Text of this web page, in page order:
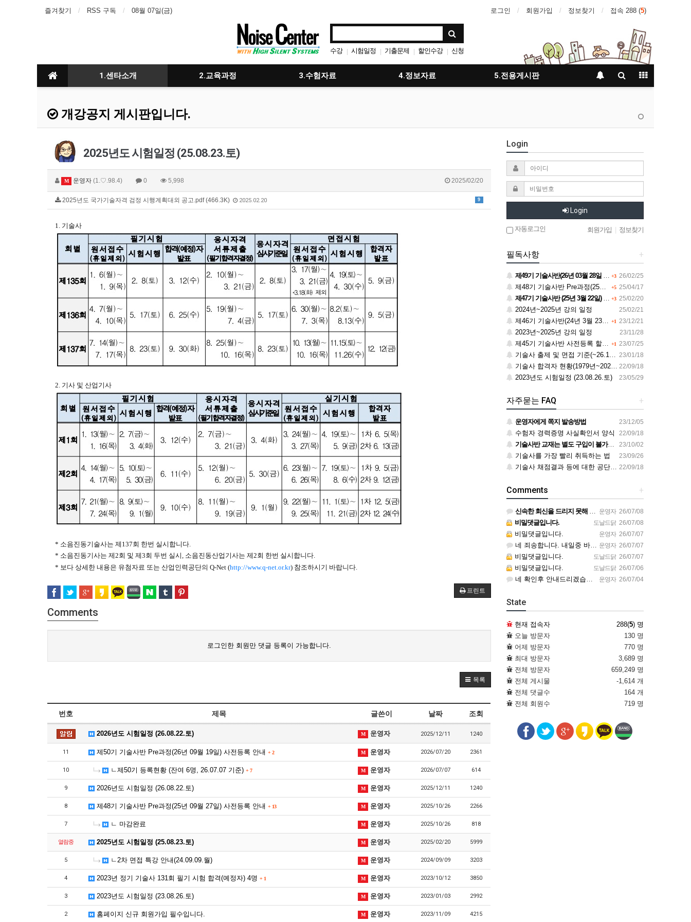
즐겨찾기 RSS 구독 08월 07일(금) 로그인 회원가입 정보찾기 접속 288 (5)
수강 | 시험일정 | 기출문제 | 할인수강 | 신청
| |
1.센타소개 2.교육과정 3.수험자료 4.정보자료 5.전용게시판
개강공지 게시판입니다.
2025년도 시험일정 (25.08.23.토)
M 운영자 (1.♡.98.4) 0 5,998 2025/02/20
9
2025년도 국가기술자격 검정 시행계획대외 공고.pdf (466.3K) 2025.02.20
1. 기술사
2. 기사 및 산업기사
* 소음진동기술사는 제137회 한번 실시합니다.
* 소음진동기사는 제2회 및 제3회 두번 실시, 소음진동산업기사는 제2회 한번 실시합니다.
* 보다 상세한 내용은 유첨자료 또는 산업인력공단의 Q-Net (http://www.q-net.or.kr) 참조하시기 바랍니다.
프린트
Comments
로그인한 회원만 댓글 등록이 가능합니다.
목록
번호 제목 글쓴이 날짜 조회
2026년도 시험일정 (26.08.22.토) M 운영자 2025/12/11 1240
11 제50기 기술사반 Pre과정(26년 09월 19일) 사전등록 안내 + 2 M 운영자 2026/07/20 2361
10 ㄴ제50기 등록현황 (잔여 6명, 26.07.07 기준) + 7 M 운영자 2026/07/07 614
9 2026년도 시험일정 (26.08.22.토) M 운영자 2025/12/11 1240
8 제48기 기술사반 Pre과정(25년 09월 27일) 사전등록 안내 + 13 M 운영자 2025/10/26 2266
7 ㄴ 마감완료 M 운영자 2025/10/26 818
열람중 2025년도 시험일정 (25.08.23.토) M 운영자 2025/02/20 5999
5 ㄴ2차 면접 특강 안내(24.09.09.월) M 운영자 2024/09/09 3203
4 2023년 정기 기술사 131회 필기 시험 합격(예정자) 4명 + 1 M 운영자 2023/10/12 3850
3 2023년도 시험일정 (23.08.26.토) M 운영자 2023/01/03 2992
2 홈페이지 신규 회원가입 필수입니다. M 운영자 2023/11/09 4215
Login
Login
자동로그인 회원가입 정보찾기
+
필독사항
+3 26/02/25
제49기 기술사반(26년 03월 28일 개강) 사전등록 안내
+5 25/04/17
제48기 기술사반 Pre과정(25년 09월 27일) 사전등록 안내
+3 25/02/20
제47기 기술사반 (25년 3월 22일) 사전등록 안내
25/02/21
2024년~2025년 강의 일정
+1 23/12/21
제46기 기술사반(24년 3월 23일) 사전등록 안내
23/11/28
2023년~2025년 강의 일정
+1 23/07/25
제45기 기술사반 사전등록 할인 안내
23/01/18
기술사 출제 및 면접 기준(~26.12.31)
22/09/18
기술사 합격자 현황(1979년~2020년)
23/05/29
2023년도 시험일정 (23.08.26.토)
+
자주묻는 FAQ
23/12/05
운영자에게 쪽지 발송방법
22/09/18
수험자 경력증명 사실확인서 양식
23/10/02
기술사반 교재는 별도 구입이 불가합니다.
23/09/26
기술사를 가장 빨리 취득하는 법
22/09/18
기술사 채점결과 등에 대한 공단 답변
+
Comments
운영자 26/07/08
신속한 회신을 드리지 못해 죄송합니다. 1. 신광문화사 책은 별도 구매 추천드립니다. 2. 오티는 9.19.…
도날드닭 26/07/08
비밀댓글입니다.
운영자 26/07/07
비밀댓글입니다.
운영자 26/07/07
네 죄송합니다. 내일중 바로 확인후 연락드리겠습니다.~~^^
도날드닭 26/07/07
비밀댓글입니다.
도날드닭 26/07/06
비밀댓글입니다.
운영자 26/07/04
네 확인후 안내드리겠습니다. 감사합니다.
State
현재 접속자 288(5) 명
오늘 방문자
130 명
어제 방문자
770 명
최대 방문자
3,689 명
전체 방문자
659,249 명
전체 게시물
-1,614 개
전체 댓글수
164 개
전체 회원수
719 명